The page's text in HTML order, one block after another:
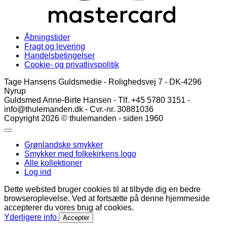
Åbningstider
Fragt og levering
Handelsbetingelser
Cookie- og privatlivspolitik
Tage Hansens Guldsmedie - Rolighedsvej 7 - DK-4296
Nyrup
Guldsmed Anne-Birte Hansen - Tlf. +45 5780 3151 -
info@thulemanden.dk - Cvr.-nr. 30881036
Copyright 2026 © thulemanden - siden 1960
Grønlandske smykker
Smykker med folkekirkens logo
Alle kollektioner
Log ind
Dette websted bruger cookies til at tilbyde dig en bedre
browseroplevelse. Ved at fortsætte på denne hjemmeside
accepterer du vores brug af cookies.
Yderligere info
Accepter